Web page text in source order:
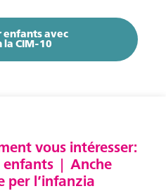
enfants avec
la CIM-10
vous intéresser:
enfants | Anche
per l’infanzia
?
à des contenus